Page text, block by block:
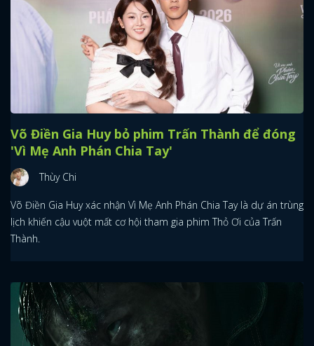
Võ Điền Gia Huy bỏ phim Trấn Thành để đóng
'Vì Mẹ Anh Phán Chia Tay'
Thùy Chi
Võ Điền Gia Huy xác nhận Vì Mẹ Anh Phán Chia Tay là dự án trùng
lịch khiến cậu vuột mất cơ hội tham gia phim Thỏ Ơi của Trấn
Thành.